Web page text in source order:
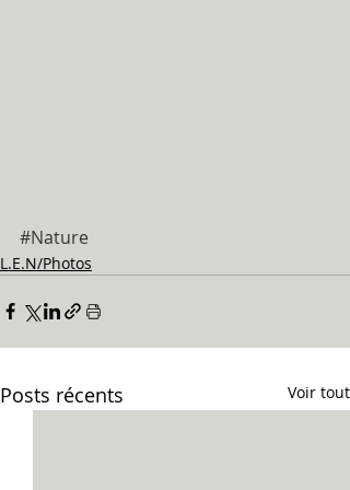
#Nature
L.E.N/Photos
Posts récents Voir tout